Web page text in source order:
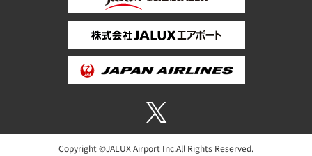
Copyright ©JALUX Airport Inc.All Rights Reserved.